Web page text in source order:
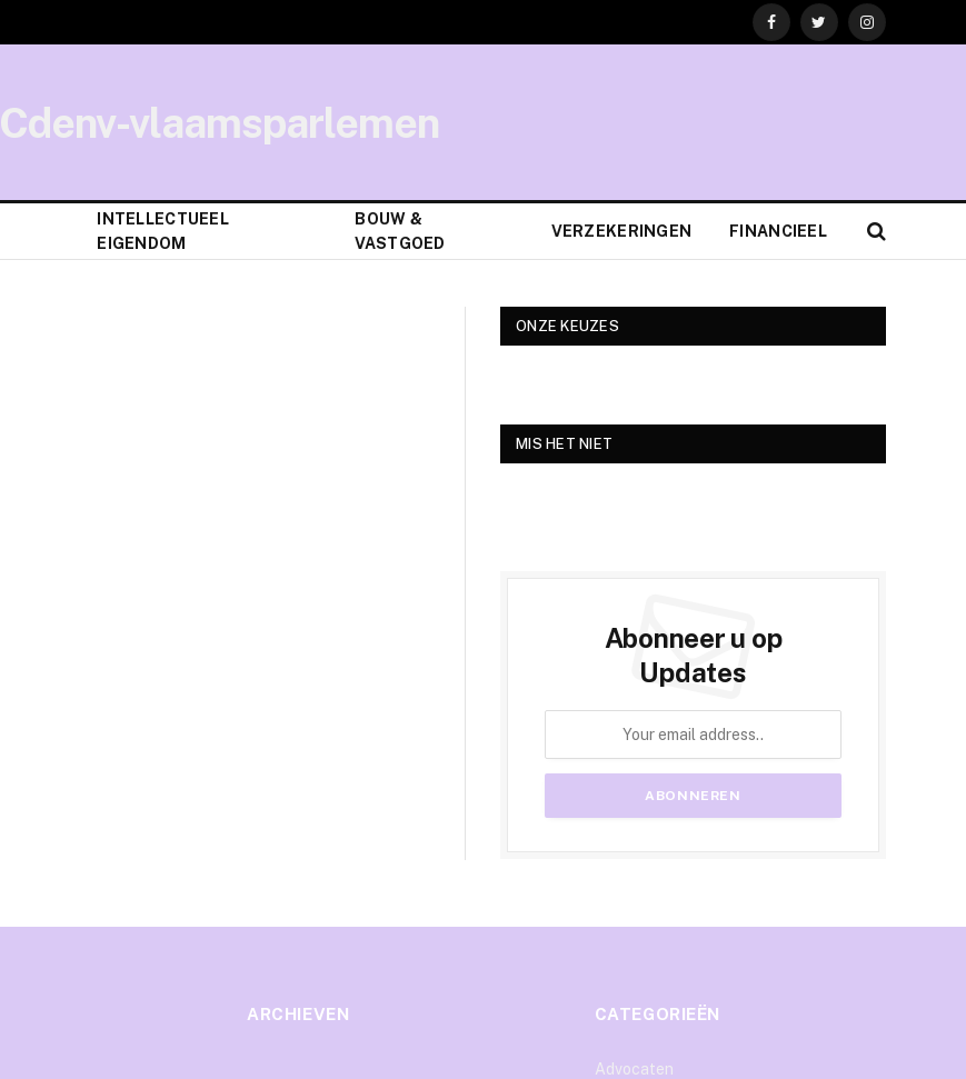
FacebookTwitterInstagram
Cdenv-vlaamsparlemen
INTELLECTUEEL
EIGENDOM
BOUW &
VASTGOED
VERZEKERINGEN FINANCIEEL
ONZE KEUZES
MIS HET NIET
Abonneer u op
Updates
ARCHIEVEN CATEGORIEËN
Advocaten